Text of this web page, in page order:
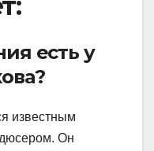
есть у
известным
Он